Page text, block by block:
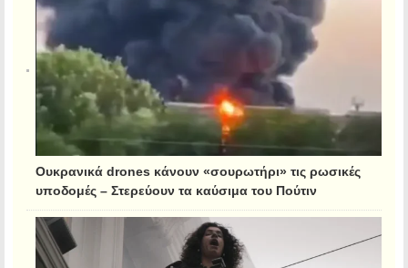
Ουκρανικά drones κάνουν «σουρωτήρι» τις ρωσικές
υποδομές – Στερεύουν τα καύσιμα του Πούτιν